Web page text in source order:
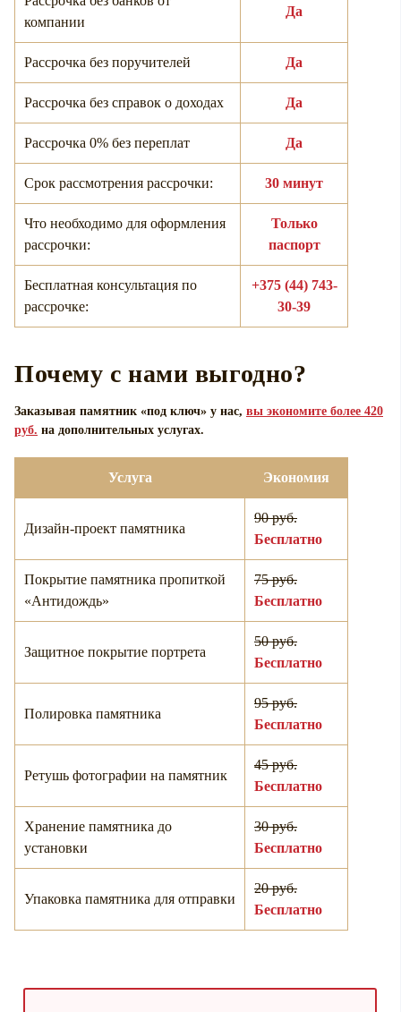
компании
Да
Рассрочка без поручителей Да
Рассрочка без справок о доходах Да
Рассрочка 0% без переплат Да
Срок рассмотрения рассрочки: 30 минут
Что необходимо для оформления
рассрочки:
Только
паспорт
Бесплатная консультация по
рассрочке:
+375 (44) 743-
30-39
Почему с нами выгодно?
Заказывая памятник «под ключ» у нас, вы экономите более 420
руб. на дополнительных услугах.
Услуга Экономия
Дизайн-проект памятника
90 руб.
Бесплатно
Покрытие памятника пропиткой
«Антидождь»
75 руб.
Бесплатно
Защитное покрытие портрета
50 руб.
Бесплатно
Полировка памятника
95 руб.
Бесплатно
Ретушь фотографии на памятник
45 руб.
Бесплатно
Хранение памятника до
установки
30 руб.
Бесплатно
Упаковка памятника для отправки
20 руб.
Бесплатно